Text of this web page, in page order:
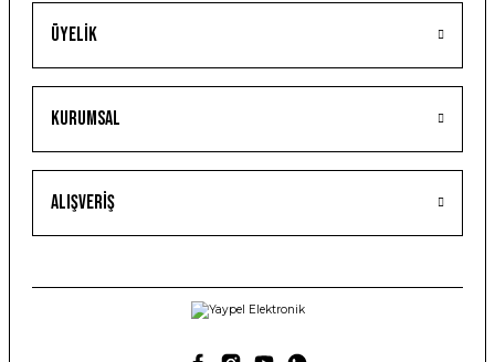
Üyelik
Kurumsal
Alışveriş